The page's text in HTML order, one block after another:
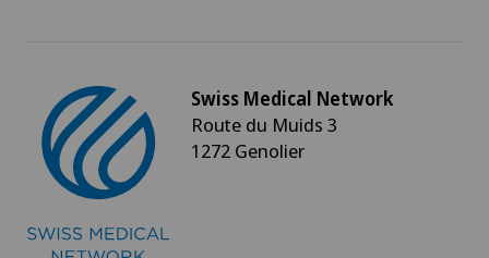
Erkrankungen der Nebenschilddrüse
Ernährungsberatung
Swiss Medical Network
Route du Muids 3
1272 Genolier